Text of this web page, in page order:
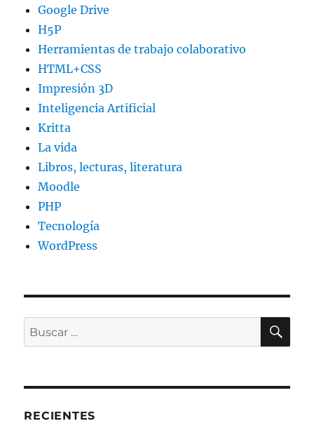
Google Drive
H5P
Herramientas de trabajo colaborativo
HTML+CSS
Impresión 3D
Inteligencia Artificial
Kritta
La vida
Libros, lecturas, literatura
Moodle
PHP
Tecnología
WordPress
Buscar
por:
RECIENTES